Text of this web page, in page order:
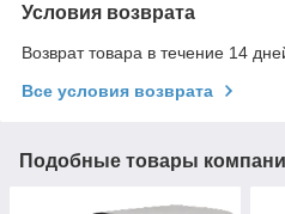
Условия возврата
Возврат товара в течение 14
Все условия возврата
Подобные товары